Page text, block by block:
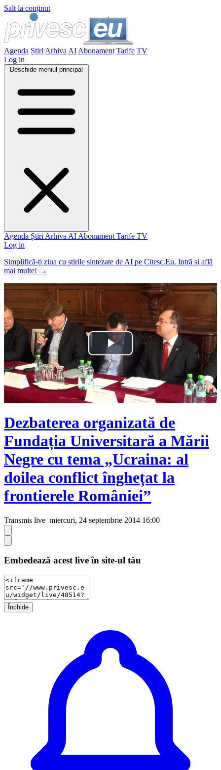
Salt la conținut
Agenda Știri Arhiva AI Abonament Tarife TV
Log in
Deschide meniul principal
Agenda Știri Arhiva AI Abonament Tarife TV
Log in
Simplifică-ți ziua cu știrile sintezate de AI pe Citesc.Eu. Intră și află
mai multe! →
Play
Video
Dezbaterea organizată de
Fundația Universitară a Mării
Negre cu tema „Ucraina: al
doilea conflict înghețat la
frontierele României”
Transmis live miercuri, 24 septembrie 2014 16:00
Embedează acest live în site-ul tău
Închide